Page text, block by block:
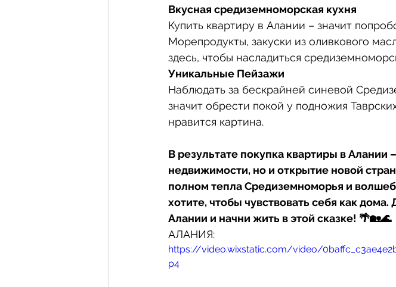
Вкусная средиземноморская кухня
Купить квартиру в Алании – значит
Морепродукты, закуски из оливкового
здесь, чтобы насладиться
Уникальные Пейзажи
Наблюдать за бескрайней синевой
значит обрести покой у подножия
нравится картина.
В результате покупка квартиры в Алании
недвижимости, но и открытие новой
полном тепла Средиземноморья и
хотите, чтобы чувствовать себя как
Алании и начни жить в этой сказке! 🌴🏡🌊
АЛАНИЯ:
https://video.wixstatic.com/video/
p4